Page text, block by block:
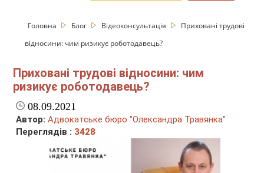
Головна Блог Відеоконсультація
Приховані трудові
відносини: чим ризикує роботодавець?
Приховані трудові відносини: чим
ризикує роботодавець?
08.09.2021
Автор: Адвокатське бюро "Олександра Травянка"
Переглядів : 3428